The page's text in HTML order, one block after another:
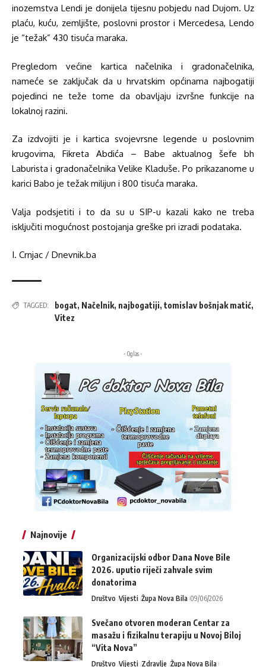
inozemstva Lendi je donijela tijesnu pobjedu nad Dujom. Uz
plaću, kuću, zemljište, poslovni prostor i Mercedesa, Lendo
je “težak” 430 tisuća maraka.
Pregledom većine kartica načelnika i gradonačelnika,
nameće se zaključak da u hrvatskim općinama najbogatiji
pojedinci ne teže tome da obavljaju izvršne funkcije na
lokalnoj razini.
Za izdvojiti je i kartica svojevrsne legende u poslovnim
krugovima, Fikreta Abdića – Babe aktualnog šefe bh
Laburista i gradonačelnika Velike Kladuše. Po prikazanome u
karici Babo je težak milijun i 800 tisuća maraka.
Valja podsjetiti i to da su u SIP-u kazali kako ne treba
isključiti mogućnost postojanja greške pri izradi podataka.
I. Crnjac / Dnevnik.ba
TAGGED: bogat, Načelnik, najbogatiji, tomislav bošnjak matić,
Vitez
- Oglas -
Najnovije
Organizacijski odbor Dana Nove Bile
2026. uputio riječi zahvale svim
donatorima
Društvo Vijesti Župa Nova Bila 09/06/2026
Svečano otvoren moderan Centar za
masažu i fizikalnu terapiju u Novoj Biloj
“Vita Nova”
Društvo Vijesti Zdravlje Župa Nova Bila